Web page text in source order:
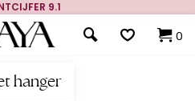
9.1
0
hanger